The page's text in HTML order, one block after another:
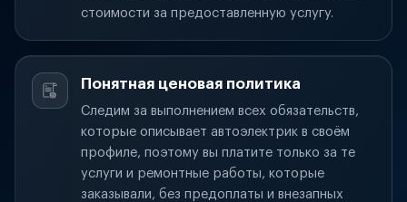
стоимости за предоставленную услугу.
Понятная ценовая политика
Следим за выполнением всех обязательств,
которые описывает автоэлектрик в своём
профиле, поэтому вы платите только за те
услуги и ремонтные работы, которые
заказывали, без предоплаты и внезапных